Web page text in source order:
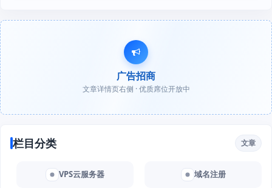
广告招商
文章详情页右侧 · 优质席位开放中
栏目分类 文章
VPS云服务器 域名注册